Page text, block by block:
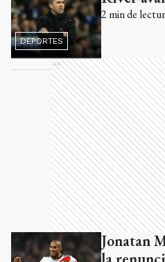
DEPORTES
2 min de
Ads
Jonatan